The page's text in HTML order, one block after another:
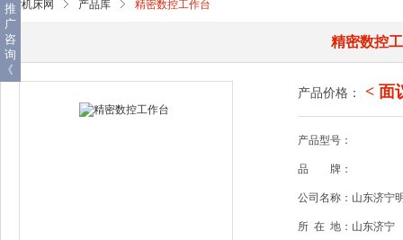
数控机床网 产品库 精密数控工作台
精密数控
产品价格： < 面
产品型号：
品 牌：
公司名称：山东济宁
所 在 地：山东济宁
推
广
咨
询
《